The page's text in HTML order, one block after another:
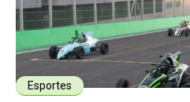
Esportes